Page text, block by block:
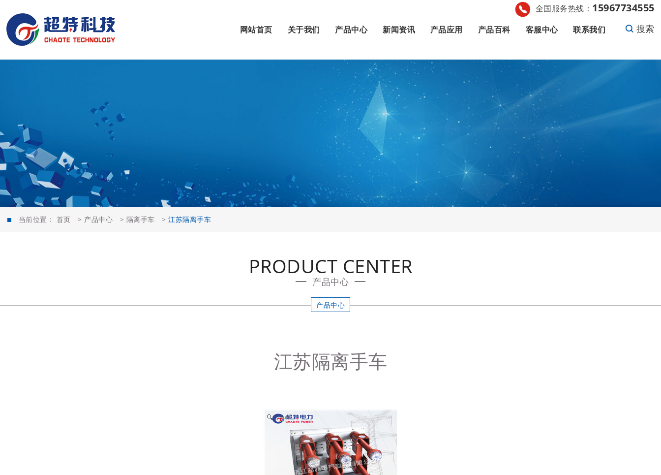
搜索
全国服务热线： 15967734555
网站首页 关于我们 产品中心 新闻资讯 产品应用 产品百科 客服中心 联系我们
当前位置： 首页 > 产品中心 > 隔离手车 > 江苏隔离手车
PRODUCT CENTER
产品中心
产品中心
江苏隔离手车
Zoom